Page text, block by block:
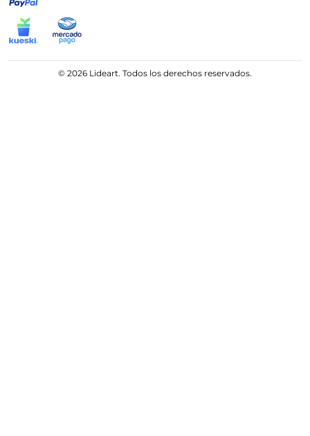
© 2026 Lideart. Todos los derechos reservados.